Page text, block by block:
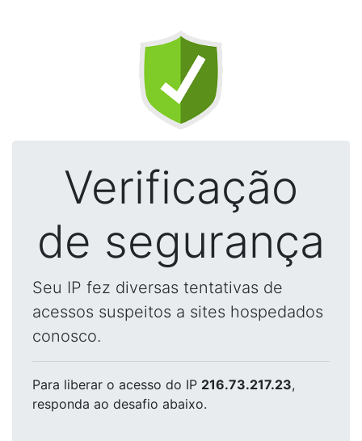
Verificação
de segurança
Seu IP fez diversas tentativas de
acessos suspeitos a sites hospedados
conosco.
Para liberar o acesso do IP 216.73.217.23,
responda ao desafio abaixo.